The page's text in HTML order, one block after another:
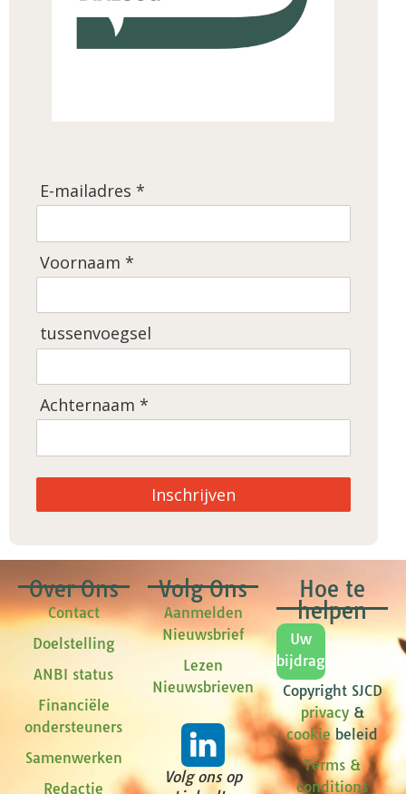
E-mailadres *
Voornaam *
tussenvoegsel
Achternaam *
Inschrijven
Over Ons
Contact
Doelstelling
ANBI status
Financiële
ondersteuners
Samenwerken
Redactie
Volg Ons
Aanmelden
Nieuwsbrief
Lezen
Nieuwsbrieven
Volg ons op
Hoe te
helpen
Uw
bijdrage
Copyright SJCD
privacy&
cookiebeleid
Terms &
conditions